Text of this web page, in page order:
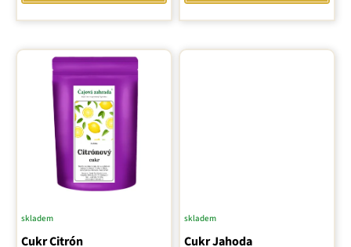
Cukr Citrón
skladem
Cukr Jahoda
skladem